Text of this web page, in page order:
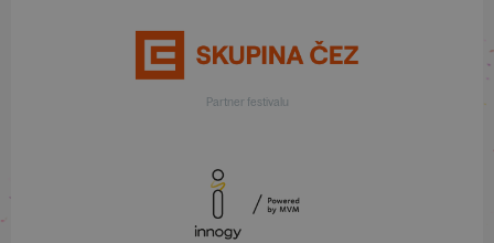
Partner festivalu